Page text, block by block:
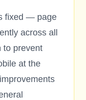
fixed — page
across all
to prevent
at the